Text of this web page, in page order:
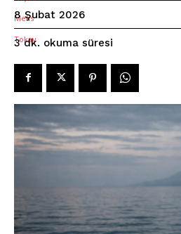
8 Şubat 2026
3dk. okuma süresi